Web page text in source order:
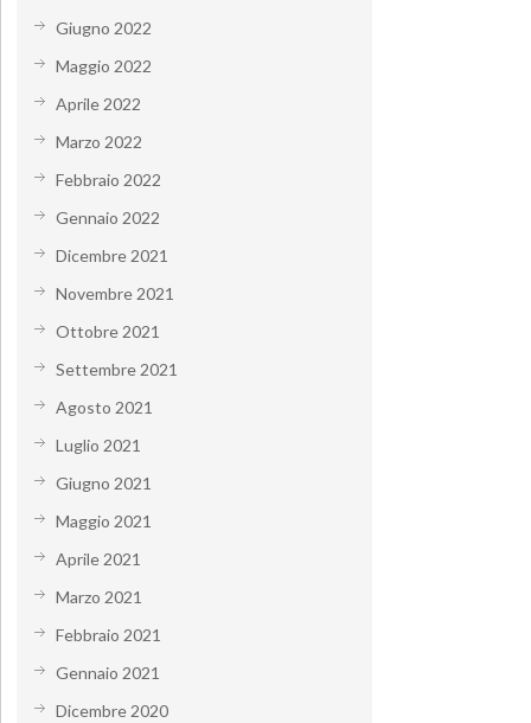
Giugno 2022
Maggio 2022
Aprile 2022
Marzo 2022
Febbraio 2022
Gennaio 2022
Dicembre 2021
Novembre 2021
Ottobre 2021
Settembre 2021
Agosto 2021
Luglio 2021
Giugno 2021
Maggio 2021
Aprile 2021
Marzo 2021
Febbraio 2021
Gennaio 2021
Dicembre 2020